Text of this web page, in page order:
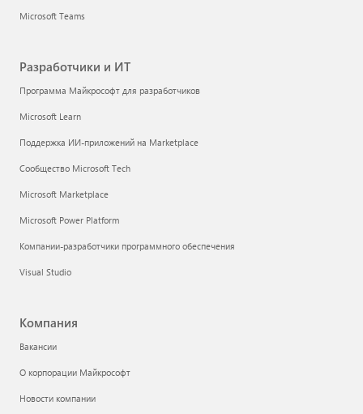
Microsoft Teams
Разработчики и ИТ
Программа Майкрософт для разработчиков
Microsoft Learn
Поддержка ИИ-приложений на Marketplace
Сообщество Microsoft Tech
Microsoft Marketplace
Microsoft Power Platform
Компании-разработчики программного обеспечения
Visual Studio
Компания
Вакансии
О корпорации Майкрософт
Новости компании